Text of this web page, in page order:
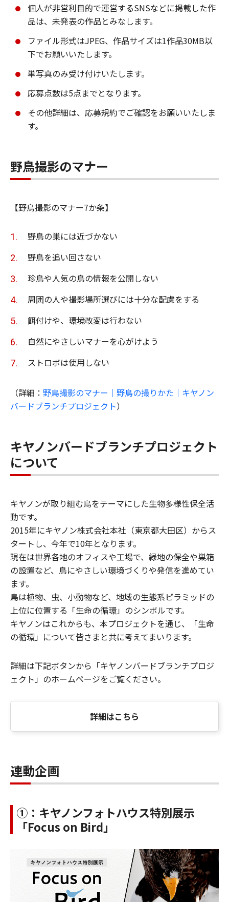
個人が非営利目的で運営するSNSなどに掲載した作
品は、未発表の作品とみなします。
ファイル形式はJPEG、作品サイズは1作品30MB以
下でお願いいたします。
単写真のみ受け付けいたします。
応募点数は5点までとなります。
その他詳細は、応募規約でご確認をお願いいたしま
す。
野鳥撮影のマナー
【野鳥撮影のマナー7か条】
野鳥の巣には近づかない
野鳥を追い回さない
珍鳥や人気の鳥の情報を公開しない
周囲の人や撮影場所選びには十分な配慮をする
餌付けや、環境改変は行わない
自然にやさしいマナーを心がけよう
ストロボは使用しない
（詳細： 野鳥撮影のマナー｜野鳥の撮りかた｜キヤノン
バードブランチプロジェクト）
キヤノンバードブランチプロジェクト
について
キヤノンが取り組む鳥をテーマにした生物多様性保全活
動です。
2015年にキヤノン株式会社本社（東京都大田区）からス
タートし、今年で10年となります。
現在は世界各地のオフィスや工場で、緑地の保全や巣箱
の設置など、鳥にやさしい環境づくりや発信を進めてい
ます。
鳥は植物、虫、小動物など、地域の生態系ピラミッドの
上位に位置する「生命の循環」のシンボルです。
キヤノンはこれからも、本プロジェクトを通じ、「生命
の循環」について皆さまと共に考えてまいります。
詳細は下記ボタンから「キヤノンバードブランチプロジ
ェクト」のホームページをご覧ください。
詳細はこちら
連動企画
①：キヤノンフォトハウス特別展示
「Focus on Bird」